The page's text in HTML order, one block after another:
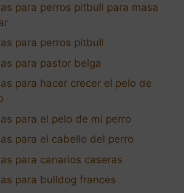
para perros pitbull para masa
para perros pitbull
para pastor belga
para hacer crecer el pelo de
para el pelo de mi perro
para el cabello del perro
para canarios caseras
para bulldog frances